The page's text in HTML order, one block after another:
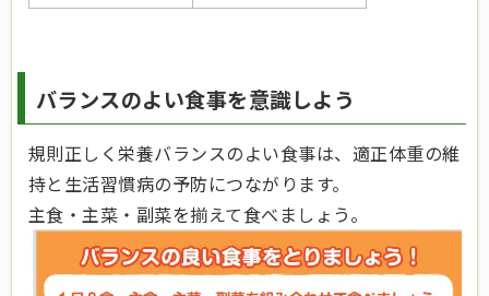
バランスのよい食事を意識しよう
規則正しく栄養バランスのよい食事は、適正体重の維
持と生活習慣病の予防につながります。
主食・主菜・副菜を揃えて食べましょう。